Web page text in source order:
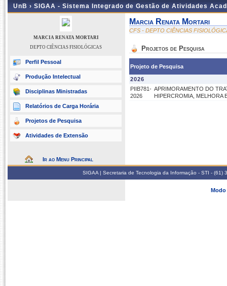
UnB › SIGAA - Sistema Integrado de Gestão de Atividades
MARCIA RENATA MORTARI
DEPTO CIÊNCIAS FISIOLÓGICAS
Perfil Pessoal
Produção Intelectual
Disciplinas Ministradas
Relatórios de Carga Horária
Projetos de Pesquisa
Atividades de Extensão
Ir ao Menu Principal
Marcia Renata Mortari
CFS - DEPTO CIÊNCIAS
Projetos de Pesquisa
Projeto de Pesquisa
2026
PIIB781-
2026
APRIMORAMENTO DO
HIPERCROMIA, MELHORA
SIGAA | Secretaria de Tecnologia da Informação - STI -
Modo